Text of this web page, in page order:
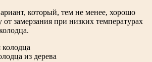
который, тем не менее, хорошо
замерзания при низких температурах
из дерева